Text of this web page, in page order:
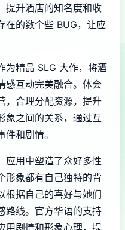
提升酒店的知名度和收
在的数个些 BUG，让应
为精品 SLG 大作，将酒
感互动完美融合。体会
，合理分配资源，提升
象之间的关系，通过互
和剧情。
应用中塑造了众好多性
形象都有自己独特的背
根据自己的喜好与她们
路线。官方华语的支持
用剧情和形象心理，提